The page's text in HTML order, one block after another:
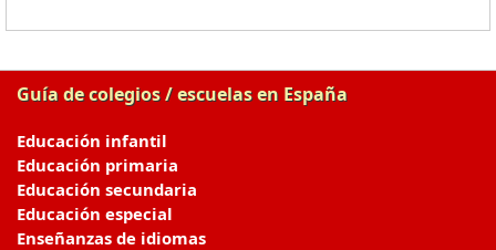
Guía de colegios / escuelas en España
Educación infantil
Educación primaria
Educación secundaria
Educación especial
Enseñanzas de idiomas